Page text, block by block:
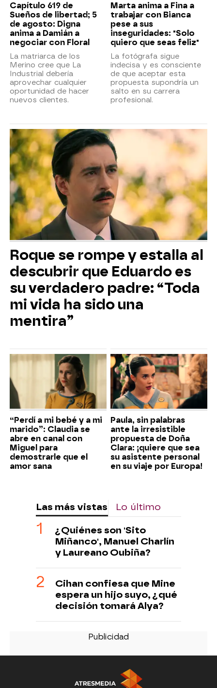
Capítulo 619 de
Sueños de libertad; 5
de agosto: Digna
anima a Damián a
negociar con Floral
La matriarca de los
Merino cree que La
Industrial debería
aprovechar cualquier
oportunidad de hacer
nuevos clientes.
Marta anima a Fina a
trabajar con Bianca
pese a sus
inseguridades: "Solo
quiero que seas feliz"
La fotógrafa sigue
indecisa y es consciente
de que aceptar esta
propuesta supondría un
salto en su carrera
profesional.
Roque se rompe y estalla al
descubrir que Eduardo es
su verdadero padre: “Toda
mi vida ha sido una
mentira”
“Perdí a mi bebé y a mi
marido”: Claudia se
abre en canal con
Miguel para
demostrarle que el
amor sana
Paula, sin palabras
ante la irresistible
propuesta de Doña
Clara: ¡quiere que sea
su asistente personal
en su viaje por Europa!
Las más vistas Lo último
¿Quiénes son 'Sito
Miñanco', Manuel Charlín
y Laureano Oubiña?
Cihan confiesa que Mine
espera un hijo suyo, ¿qué
decisión tomará Alya?